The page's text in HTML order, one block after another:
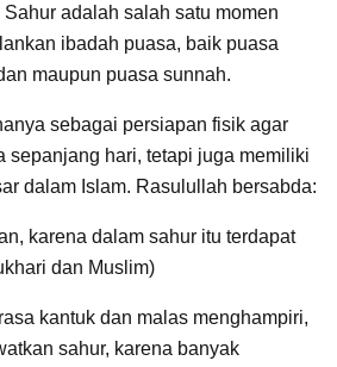
Sahur adalah salah satu momen
ibadah puasa, baik puasa
maupun puasa sunnah.
sebagai persiapan fisik agar
sepanjang hari, tetapi juga memiliki
dalam Islam. Rasulullah bersabda:
karena dalam sahur itu terdapat
dan Muslim)
kantuk dan malas menghampiri,
sahur, karena banyak